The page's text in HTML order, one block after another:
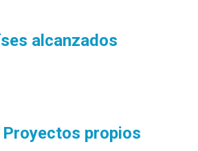
alcanzados
Proyectos propios